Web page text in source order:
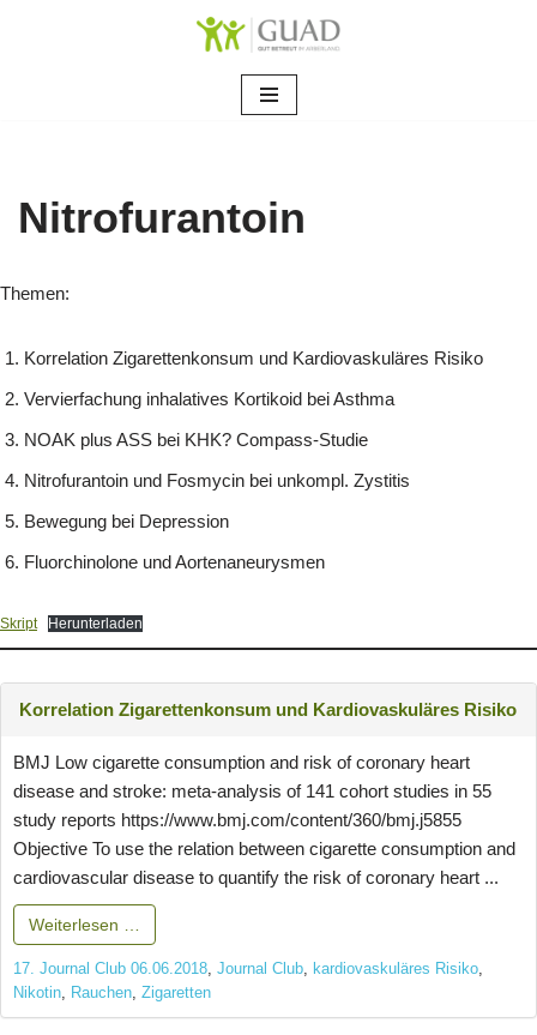
Nitrofurantoin
Themen:
Korrelation Zigarettenkonsum und Kardiovaskuläres Risiko
Vervierfachung inhalatives Kortikoid bei Asthma
NOAK plus ASS bei KHK? Compass-Studie
Nitrofurantoin und Fosmycin bei unkompl. Zystitis
Bewegung bei Depression
Fluorchinolone und Aortenaneurysmen
Skript Herunterladen
Korrelation Zigarettenkonsum und Kardiovaskuläres Risiko
BMJ Low cigarette consumption and risk of coronary heart
disease and stroke: meta-analysis of 141 cohort studies in 55
study reports https://www.bmj.com/content/360/bmj.j5855
Objective To use the relation between cigarette consumption and
cardiovascular disease to quantify the risk of coronary heart ...
Weiterlesen …
17. Journal Club 06.06.2018 Journal Club kardiovaskuläres Risiko
Nikotin Rauchen Zigaretten